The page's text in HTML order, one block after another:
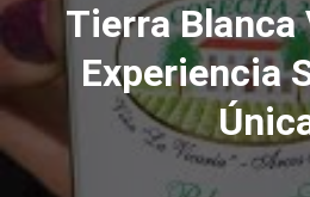
Tierra Blanca
Experiencia